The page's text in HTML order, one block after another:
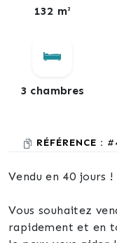
132 m²
3 chambres
RÉFÉRENCE :
Vendu en 40 jours !
Vous souhaitez
rapidement et en